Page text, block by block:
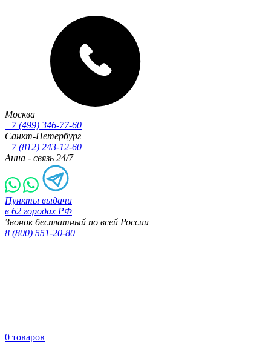
Москва
+7 (499) 346-77-60
Санкт-Петербург
+7 (812) 243-12-60
Анна - связь 24/7
Пункты выдачи
в 62 городах РФ
Звонок бесплатный по всей России
8 (800) 551-20-80
0 товаров